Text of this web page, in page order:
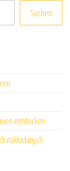
Suchen
entdecken
nakładanych